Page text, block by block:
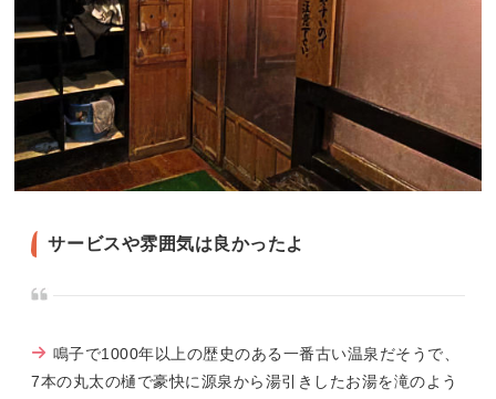
サービスや雰囲気は良かったよ
鳴子で1000年以上の歴史のある一番古い温泉だそうで、
7本の丸太の樋で豪快に源泉から湯引きしたお湯を滝のよう